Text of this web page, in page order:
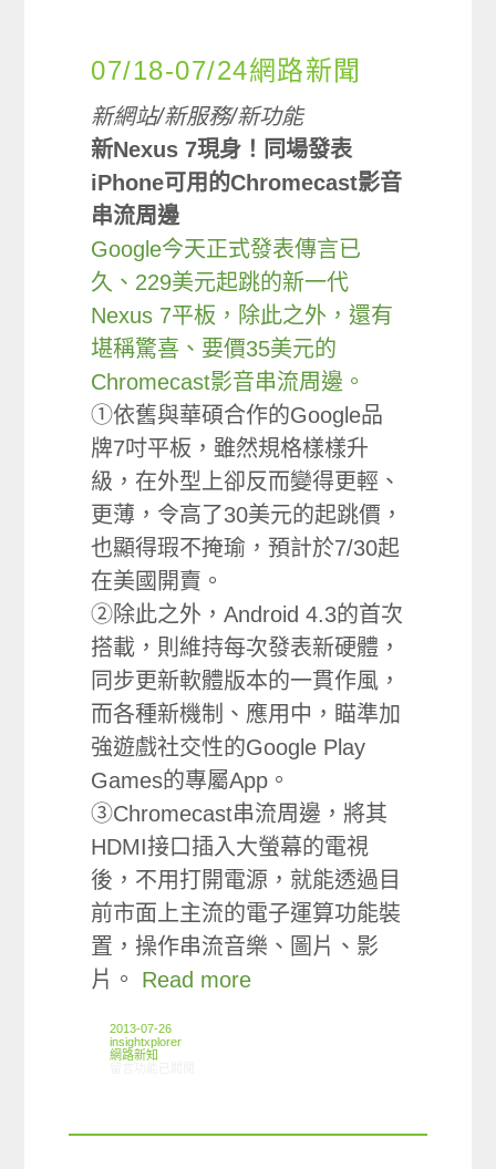
07/18-07/24網路新聞
新網站/新服務/新功能
新Nexus 7現身！同場發表
iPhone可用的Chromecast影音
串流周邊
Google今天正式發表傳言已
久、229美元起跳的新一代
Nexus 7平板，除此之外，還有
堪稱驚喜、要價35美元的
Chromecast影音串流周邊。
①依舊與華碩合作的Google品
牌7吋平板，雖然規格樣樣升
級，在外型上卻反而變得更輕、
更薄，令高了30美元的起跳價，
也顯得瑕不掩瑜，預計於7/30起
在美國開賣。
②除此之外，Android 4.3的首次
搭載，則維持每次發表新硬體，
同步更新軟體版本的一貫作風，
而各種新機制、應用中，瞄準加
強遊戲社交性的Google Play
Games的專屬App。
③Chromecast串流周邊，將其
HDMI接口插入大螢幕的電視
後，不用打開電源，就能透過目
前市面上主流的電子運算功能裝
置，操作串流音樂、圖片、影
片。 Read more
2013-07-26
insightxplorer
網路新知